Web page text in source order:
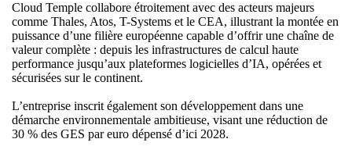
Cloud Temple collabore étroitement avec des acteurs majeurs
comme Thales, Atos, T-Systems et le CEA, illustrant la montée en
puissance d’une filière européenne capable d’offrir une chaîne de
valeur complète : depuis les infrastructures de calcul haute
performance jusqu’aux plateformes logicielles d’IA, opérées et
sécurisées sur le continent.
L’entreprise inscrit également son développement dans une
démarche environnementale ambitieuse, visant une réduction de
30 % des GES par euro dépensé d’ici 2028.